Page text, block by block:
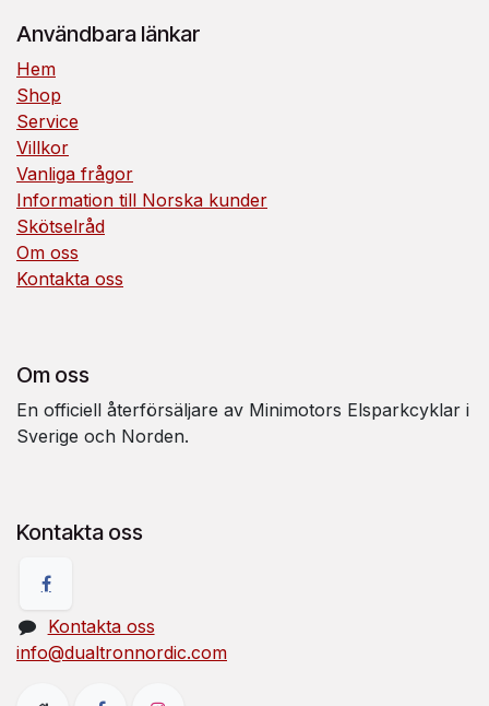
Användbara länkar
Hem
Shop
Service
Villkor
Vanliga frågor
Information till Norska kunder
Skötselråd
Om oss
Kontakta oss
Om oss
En officiell återförsäljare av Minimotors Elsparkcyklar i
Sverige och Norden.
Kontakta oss
Kontakta oss
info@dualtronnordic.com